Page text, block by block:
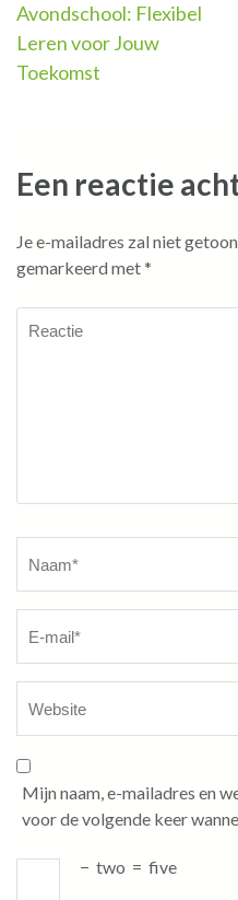
Avondschool: Flexibel
Leren voor Jouw
Toekomst
Een reactie
Je e-mailadres zal niet
gemarkeerd met*
Mijn naam, e-mailadres en
voor de volgende keer
− two = five